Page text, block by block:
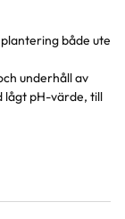
både ute
underhåll av
lågt pH-värde, till